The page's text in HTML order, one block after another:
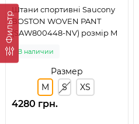
Фильтр
Штани спортивні Saucony
BOSTON WOVEN PANT
(SAW800448-NV) розмір M
В наличии
Размер
M
S XS
4280 грн.